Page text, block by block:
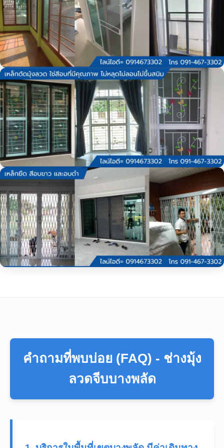
คำถามที่พบบ่อย (FAQ) - ช่างมุ้ง
ลวดจีบบางพลัด